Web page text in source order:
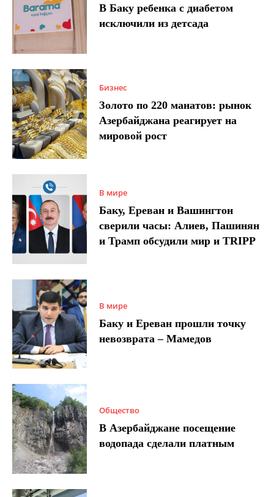
В Баку ребенка с диабетом
исключили из детсада
Бизнес
Золото по 220 манатов: рынок
Азербайджана реагирует на
мировой рост
В мире
Баку, Ереван и Вашингтон
сверили часы: Алиев, Пашинян
и Трамп обсудили мир и TRIPP
В мире
Баку и Ереван прошли точку
невозврата – Мамедов
Общество
В Азербайджане посещение
водопада сделали платным